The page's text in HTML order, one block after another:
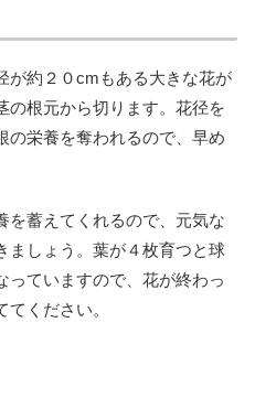
が約２０cmもある大きな花が
の根元から切ります。花径を
の栄養を奪われるので、早め
を蓄えてくれるので、元気な
ましょう。葉が４枚育つと球
っていますので、花が終わっ
ください。